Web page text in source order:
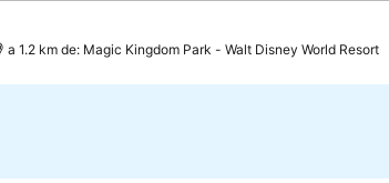
a 1.2 km de: Magic Kingdom Park - Walt Disney World Resort